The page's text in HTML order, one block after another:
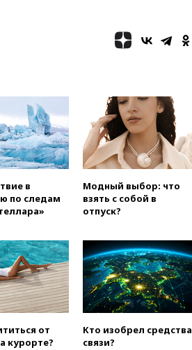
анонсировал скорое
соглашение о прекращении
при нападении в Чехии
вчера, 22:00Путин поручил
выделить средства на новые
РЛС для Белгородской
области
вчера, 21:56The Atlantic: Маск
отказал Украине в
использовании Starlink для
вчера, 21:35После пожара на
складе в Брянске возбудили
уголовное дело
вчера, 21:26Лидеры сборной
РФ по гимнастике получили
официальный отказ в визах от
Хорватии
в
по следам
Модный выбор: что
взять с собой в
отпуск?
от
курорте?
Кто изобрел средства
связи?